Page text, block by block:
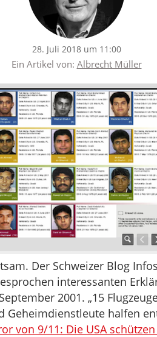
28. Juli 2018 um 11:00
Ein Artikel von: Albrecht Müller
Der Schweizer Blog
interessanten
2001. „15
Geheimdienstleute halfen
von 9/11: Die USA